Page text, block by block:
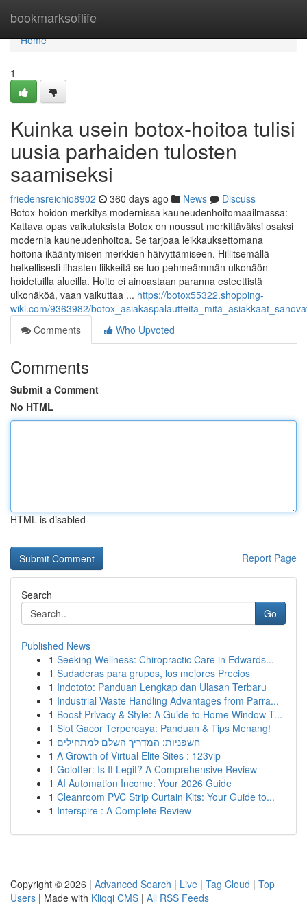
bookmarksoflife
Home
Home
1
Kuinka usein botox-hoitoa tulisi
uusia parhaiden tulosten
saamiseksi
friedensreichio8902 360 days ago News
Discuss
Botox-hoidon merkitys modernissa kauneudenhoitomaailmassa:
Kattava opas vaikutuksista Botox on noussut merkittäväksi osaksi
modernia kauneudenhoitoa. Se tarjoaa leikkauksettomana
hoitona ikääntymisen merkkien häivyttämiseen. Hillitsemällä
hetkellisesti lihasten liikkeitä se luo pehmeämmän ulkonäön
hoidetuilla alueilla. Hoito ei ainoastaan paranna esteettistä
ulkonäköä, vaan vaikuttaa ... https://botox55322.shopping-
wiki.com/9363982/
Comments
Who Upvoted
Comments
Submit a Comment
No HTML
HTML is disabled
Report Page
Search
Go
Published News
1 Seeking Wellness: Chiropractic Care in Edwards...
1 Sudaderas para grupos, los mejores Precios
1 Indototo: Panduan Lengkap dan Ulasan Terbaru
1 Industrial Waste Handling Advantages from Parra...
1 Boost Privacy & Style: A Guide to Home Window T...
1 Slot Gacor Terpercaya: Panduan & Tips Menang!
1 חשפניות: המדריך השלם למתחילים
1 A Growth of Virtual Elite Sites : 123vip
1 Golotter: Is It Legit? A Comprehensive Review
1 AI Automation Income: Your 2026 Guide
1 Cleanroom PVC Strip Curtain Kits: Your Guide to...
1 Interspire : A Complete Review
Copyright © 2026 | Advanced Search | Live | Tag Cloud | Top
Users | Made with Kliqqi CMS | All RSS Feeds